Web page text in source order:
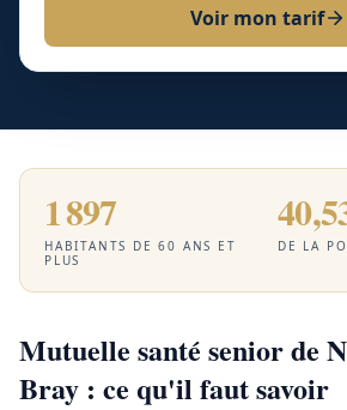
Voir mon tarif
1 897
HABITANTS DE 60 ANS ET
PLUS
DE LA
Mutuelle santé senior de
Bray : ce qu'il faut savoir